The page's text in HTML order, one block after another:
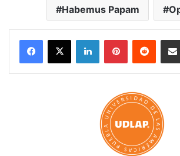
Habemus Papam
LinkedInPinterestReddit